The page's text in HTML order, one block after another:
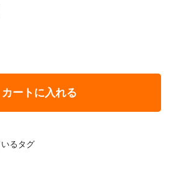
カートに入れる
るタグ